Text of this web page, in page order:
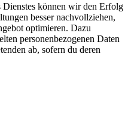
Dienstes können wir den Erfolg
besser nachvollziehen,
optimieren. Dazu
personenbezogenen Daten
ab, sofern du deren